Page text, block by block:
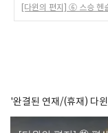
[다윈의 편지] ⑥ 스승 헨
'완결된 연재/(휴재) 다